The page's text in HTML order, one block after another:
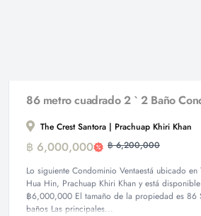
The Crest Santora | Prachuap Khiri Khan
฿ 6,000,000 ฿ 6,200,000
Lo siguiente Condominio Ventaestá ubicado en
Hua Hin, Prachuap Khiri Khan y está
฿6,000,000 El tamaño de la propiedad es 86
baños Las principales...